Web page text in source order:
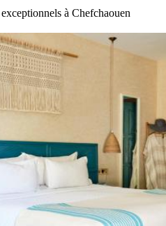
à Chefchaouen